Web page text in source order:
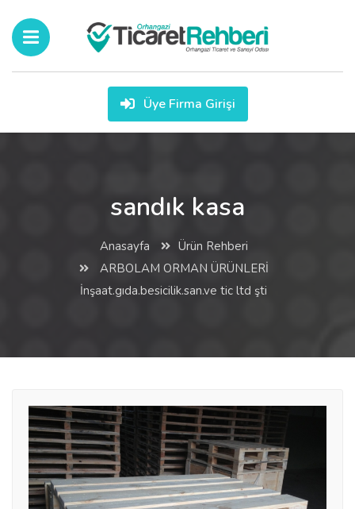
Üye Firma Girişi
sandık kasa
Anasayfa
Ürün Rehberi
ARBOLAM ORMAN ÜRÜNLERİ
İnşaat.gıda.besicilik.san.ve tic ltd şti